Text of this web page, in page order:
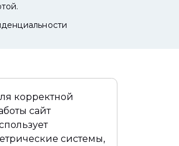
корректной
сайт
системы,